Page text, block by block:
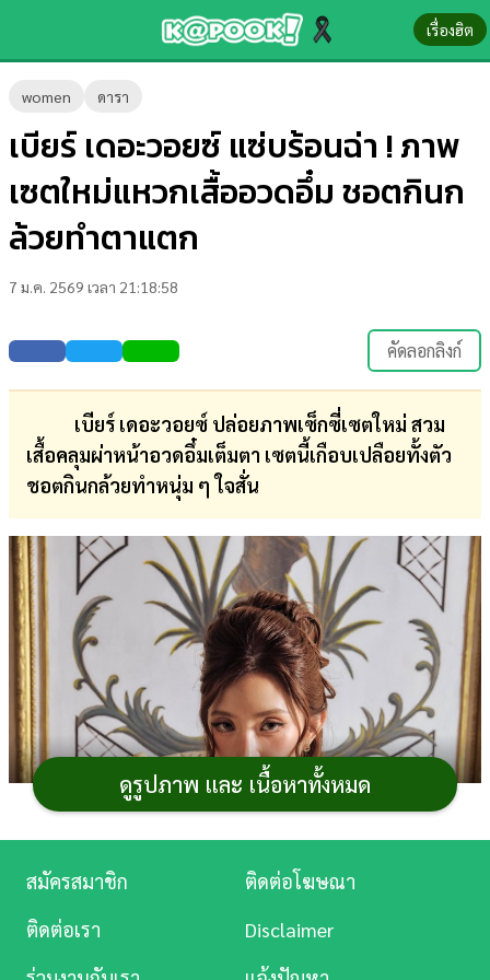
เรื่องฮิต
women ดารา
เบียร์ เดอะวอยซ์ แซ่บร้อนฉ่า ! ภาพ
เซตใหม่แหวกเสื้ออวดอึ๋ม ชอตกินก
ล้วยทำตาแตก
7 ม.ค. 2569 เวลา 21:18:58
คัดลอกลิงก์
เบียร์ เดอะวอยซ์ ปล่อยภาพเซ็กซี่เซตใหม่ สวม
เสื้อคลุมผ่าหน้าอวดอึ๋มเต็มตา เซตนี้เกือบเปลือยทั้งตัว
ชอตกินกล้วยทำหนุ่ม ๆ ใจสั่น
ดูรูปภาพ และ เนื้อหาทั้งหมด
ข่าว-
ความ
รู้
บันเทิง
ตรวจ
หวย
บอล
สด
เงิน
การ
ศึกษา
บันเทิง
ดู
หนัง
สมัครสมาชิก
ติดต่อโฆษณา
ติดต่อเรา
Disclaimer